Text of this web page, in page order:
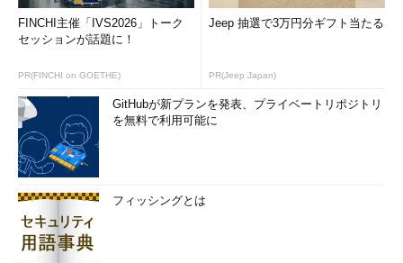
FINCHI主催「IVS2026」トーク
セッションが話題に！
PR(FINCHI on GOETHE)
Jeep 抽選で3万円分ギフト当たる
PR(Jeep Japan)
GitHubが新プランを発表、プライベートリポジトリ
を無料で利用可能に
フィッシングとは